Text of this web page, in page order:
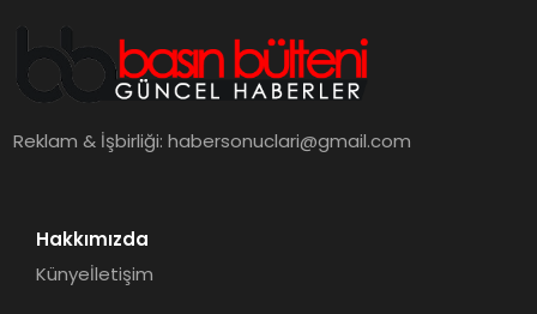
Reklam & İşbirliği:habersonuclari@gmail.com
Hakkımızda
Künyeİletişim